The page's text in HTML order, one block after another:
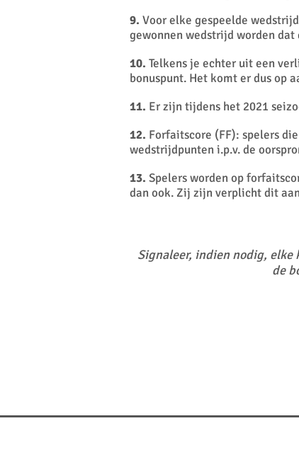
9. Voor elke gespeelde
gewonnen wedstrijd worden dat
10. Telkens je echter uit een
bonuspunt. Het komt er dus op
11. Er zijn tijdens het 2021
12. Forfaitscore (FF): spelers
wedstrijdpunten i.p.v. de
13. Spelers worden op
dan ook. Zij zijn verplicht dit
Signaleer, indien nodig,
de